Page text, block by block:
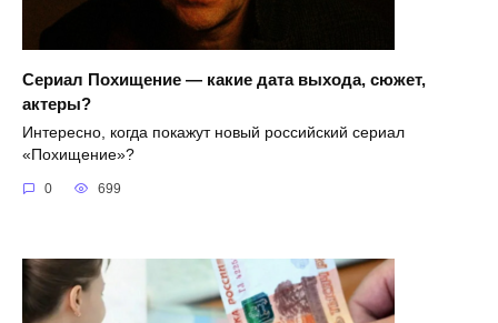
Сериал Похищение — какие дата выхода, сюжет,
актеры?
Интересно, когда покажут новый российский сериал
«Похищение»?
0 699